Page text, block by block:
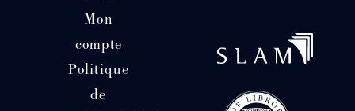
Mon
compte
Politique
de